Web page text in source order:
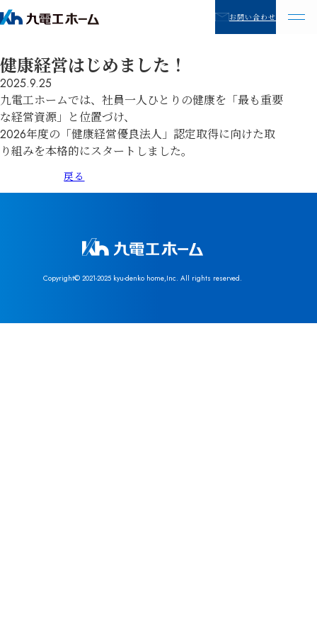
お問い合わせ
健康経営はじめました！
2025.9.25
九電工ホームでは、社員一人ひとりの健康を「最も重要
な経営資源」と位置づけ、
2026年度の「健康経営優良法人」認定取得に向けた取
り組みを本格的にスタートしました。
戻る
Copyright© 2021-2025 kyu-denko home,Inc. All rights reserved.